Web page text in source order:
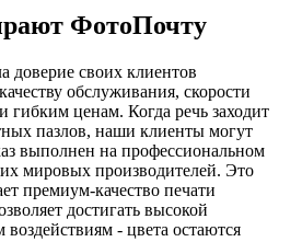
ФотоПочту
доверие своих клиентов
обслуживания, скорости
гибким ценам. Когда речь заходит
пазлов, наши клиенты могут
выполнен на профессиональном
мировых производителей. Это
премиум-качество печати
достигать высокой
- цвета остаются